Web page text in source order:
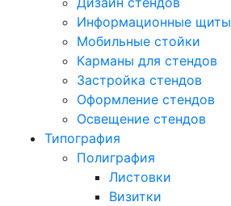
Информационные щиты
Мобильные стойки
Карманы для стендов
Застройка стендов
Оформление стендов
Освещение стендов
Типография
Полиграфия
Листовки
Визитки